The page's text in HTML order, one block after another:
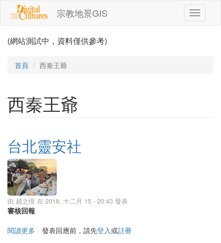
移至主內容
宗教地景GIS
Toggle
(網站測試中，資料僅供參考)
首頁 西秦王爺
西秦王爺
台北靈安社
由 趙之恆 在 2018, 十二月 15 - 20:43 發表
審核回報
閱讀更多 關於台北靈安社
發表回應前，請先登入或註冊